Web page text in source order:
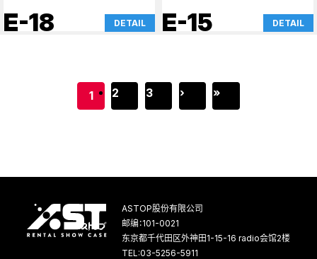
E-18 DETAIL E-15 DETAIL
1 2 3 › »
ASTOP股份有限公司
邮编：101-0021
东京都千代田区外神田1-15-16 radio会馆2楼
TEL:03-5256-5911